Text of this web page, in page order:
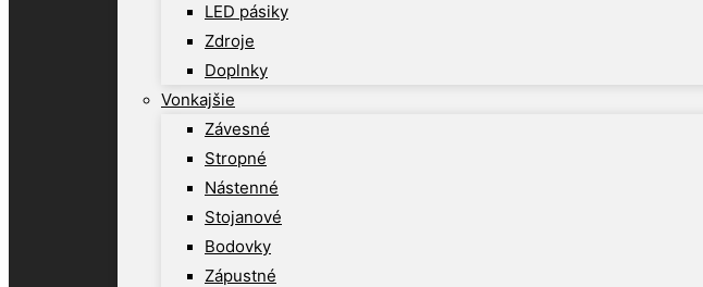
LED pásiky
Zdroje
Doplnky
Vonkajšie
Závesné
Stropné
Nástenné
Stojanové
Bodovky
Zápustné